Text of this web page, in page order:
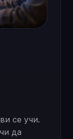
се учи.
да